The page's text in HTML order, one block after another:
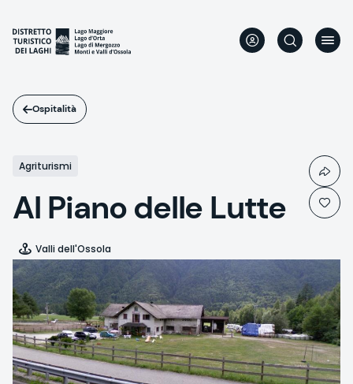
contenuto
principale
Ospitalità
Agriturismi
Al Piano delle Lutte
Valli dell'Ossola